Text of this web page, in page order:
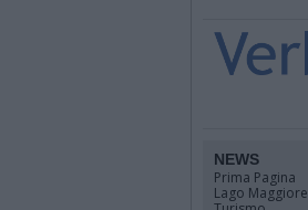
NEWS
Prima Pagina
Lago Maggiore